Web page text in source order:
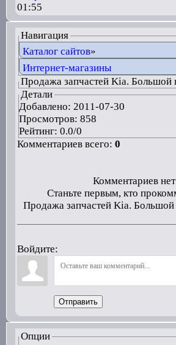
01:55
Навигация
Каталог сайтов»
Интернет-магазины
Продажа запчастей Kia. Большой
Детали
Добавлено: 2011-07-30
Просмотров: 858
Рейтинг: 0.0/0
Комментариев всего: 0
Комментариев нет
Станьте первым, кто
Продажа запчастей Kia. Большой
Войдите:
Отправить
Опции